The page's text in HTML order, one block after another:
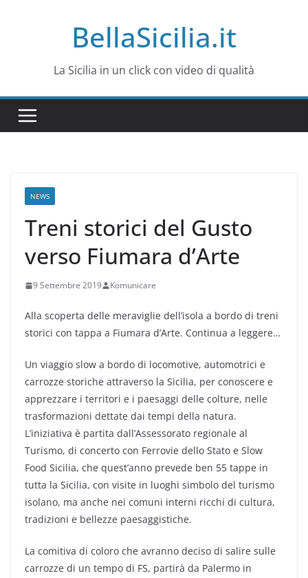
BellaSicilia.it
La Sicilia in un click con video di qualità
NEWS
Treni storici del Gusto
verso Fiumara d’Arte
9 Settembre 2019 Komunicare
Alla scoperta delle meraviglie dell’isola a bordo di treni
storici con tappa a Fiumara d’Arte. Continua a leggere…
Un viaggio slow a bordo di locomotive, automotrici e
carrozze storiche attraverso la Sicilia, per conoscere e
apprezzare i territori e i paesaggi delle colture, nelle
trasformazioni dettate dai tempi della natura.
L’iniziativa è partita dall’Assessorato regionale al
Turismo, di concerto con Ferrovie dello Stato e Slow
Food Sicilia, che quest’anno prevede ben 55 tappe in
tutta la Sicilia, con visite in luoghi simbolo del turismo
isolano, ma anche nei comuni interni ricchi di cultura,
tradizioni e bellezze paesaggistiche.
La comitiva di coloro che avranno deciso di salire sulle
carrozze di un tempo di FS, partirà da Palermo in